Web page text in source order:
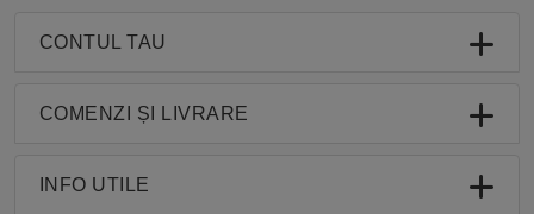
CONTUL TAU
COMENZI ȘI LIVRARE
INFO UTILE